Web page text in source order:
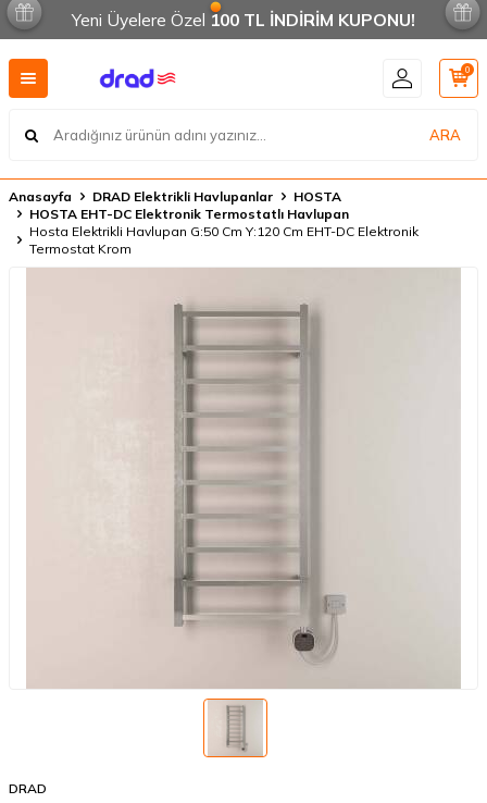
Yeni Üyelere Özel 100 TL İNDİRİM KUPONU!
ARA
0
Anasayfa DRAD Elektrikli Havlupanlar
HOSTA
HOSTA EHT-DC Elektronik Termostatlı Havlupan
Hosta Elektrikli Havlupan G:50 Cm Y:120 Cm EHT-DC Elektronik
Termostat Krom
DRAD